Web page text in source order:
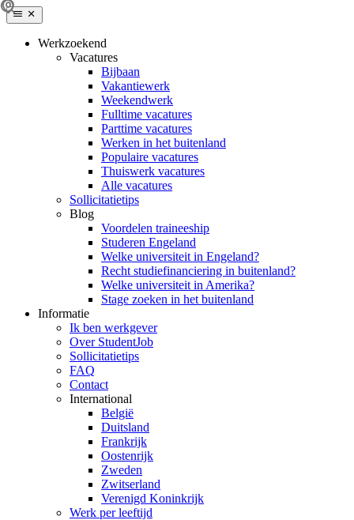
Werkzoekend
Vacatures
Bijbaan
Vakantiewerk
Weekendwerk
Fulltime vacatures
Parttime vacatures
Werken in het buitenland
Populaire vacatures
Thuiswerk vacatures
Alle vacatures
Sollicitatietips
Blog
Voordelen traineeship
Studeren Engeland
Welke universiteit in Engeland?
Recht studiefinanciering in buitenland?
Welke universiteit in Amerika?
Stage zoeken in het buitenland
Informatie
Ik ben werkgever
Over StudentJob
Sollicitatietips
FAQ
Contact
International
België
Duitsland
Frankrijk
Oostenrijk
Zweden
Zwitserland
Verenigd Koninkrijk
Werk per leeftijd